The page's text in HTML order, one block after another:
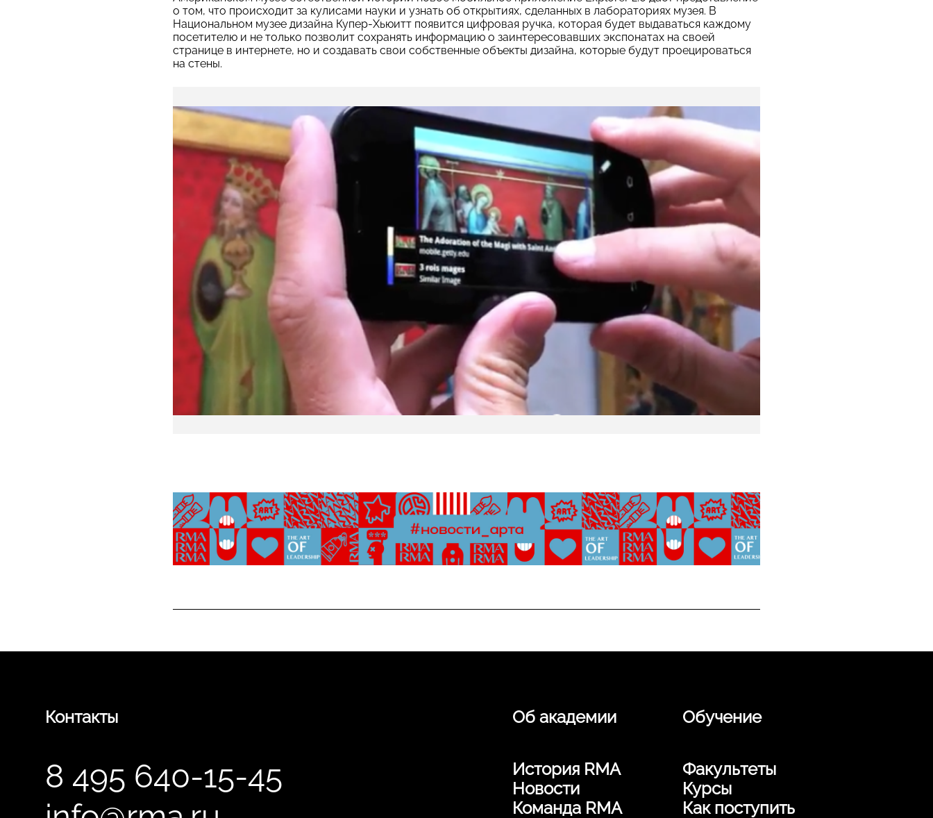
о том, что происходит за кулисами науки и узнать об открытиях, сделанных в лабораториях музея. В
Национальном музее дизайна Купер-Хьюитт появится цифровая ручка, которая будет выдаваться каждому
посетителю и не только позволит сохранять информацию о заинтересовавших экспонатах на своей
странице в интернете, но и создавать свои собственные объекты дизайна, которые будут проецироваться
на стены.
Контакты
8 495 640-15-45
Обучение
Факультеты
Курсы
Как поступить
Об академии
История RMA
Новости
Команда RMA